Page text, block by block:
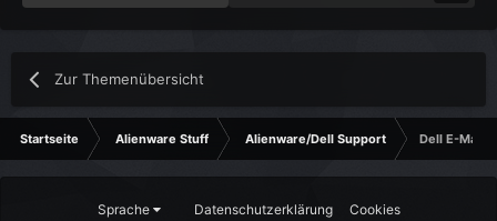
Zur Themenübersicht
Startseite Alienware Stuff Alienware/Dell Support Dell E-Mail
Sprache Datenschutzerklärung
Cookies